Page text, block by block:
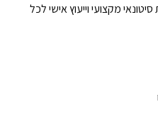
מקצועי וייעוץ אישי לכל